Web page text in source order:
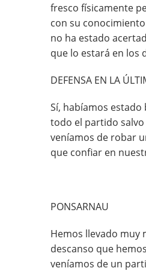
fresco físicamente
con su
no ha estado
que lo estará en los
DEFENSA EN LA
Sí, habíamos estado
todo el partido
veníamos de robar
que confiar en
PONSARNAU
Hemos llevado muy
descanso que
veníamos de un